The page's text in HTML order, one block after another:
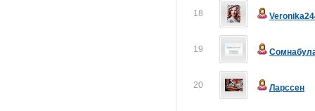
18
19
20 Ларссен